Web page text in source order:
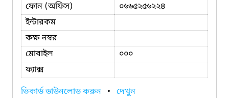
ফোন (অফিস)
০৬৬৫২৫৬২২৪
ইন্টারকম
কক্ষ নম্বর
মোবাইল
০০০
ফ্যাক্স
ভিকার্ড ডাউনলোড করুন • দেখুন